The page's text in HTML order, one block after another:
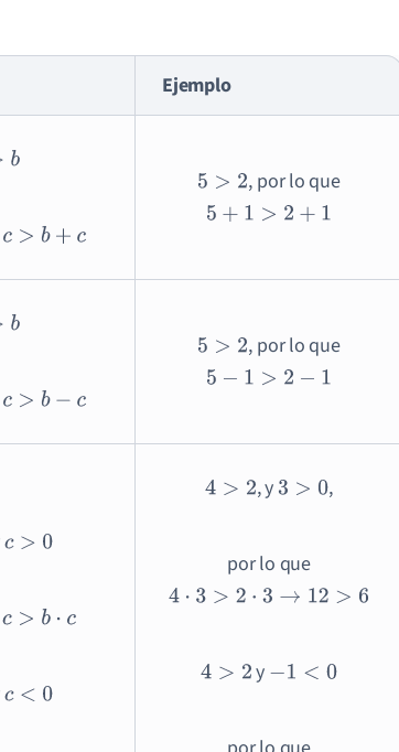
Ejemplo
b +c
5 >2
, por lo que
5+1> 2 +1
b −c
5 >2
, por lo que
5−1> 2 −1
c>0
>b ·c
c<0
4>2 , y 3>0 ,
por lo que
4· 3 >2 ·3→12 >6
4>2 y −1< 0